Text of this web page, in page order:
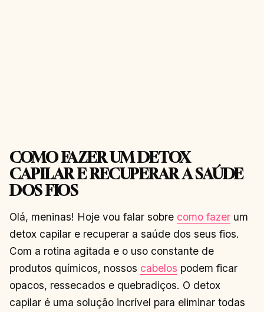
COMO FAZER UM DETOX
CAPILAR E RECUPERAR A SAÚDE
DOS FIOS
Olá, meninas! Hoje vou falar sobre como fazer um
detox capilar e recuperar a saúde dos seus fios.
Com a rotina agitada e o uso constante de
produtos químicos, nossos cabelos podem ficar
opacos, ressecados e quebradiços. O detox
capilar é uma solução incrível para eliminar todas